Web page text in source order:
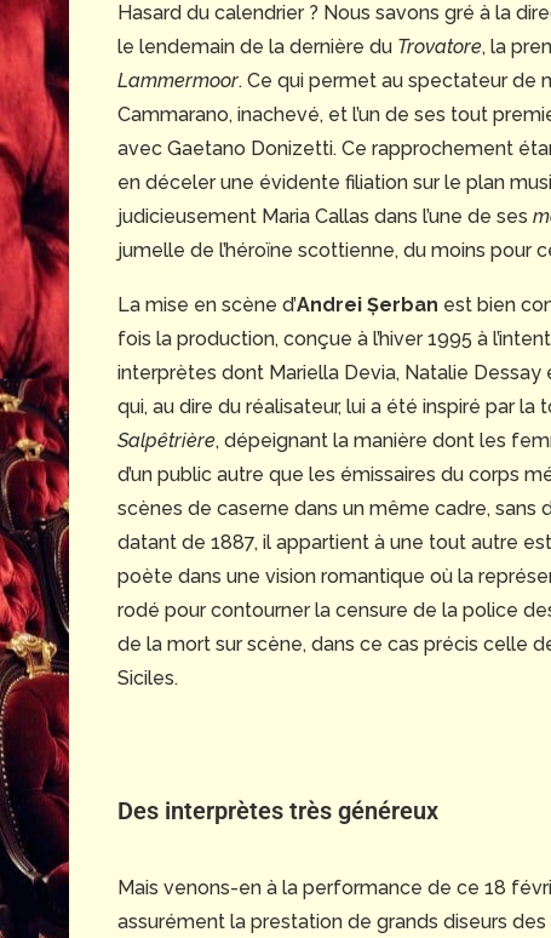
Hasard du calendrier ? Nous savons gré à la
le lendemain de la dernière du Trovatore, la
Lammermoor. Ce qui permet au spectateur de
Cammarano, inachevé, et l’un de ses tout
avec Gaetano Donizetti. Ce rapprochement
en déceler une évidente filiation sur le plan
judicieusement Maria Callas dans l’une de ses
jumelle de l’héroïne scottienne, du moins pour
La mise en scène d’Andrei Șerban est bien
fois la production, conçue à l’hiver 1995 à
interprètes dont Mariella Devia, Natalie
qui, au dire du réalisateur, lui a été inspiré par la
Salpêtrière, dépeignant la manière dont les
d’un public autre que les émissaires du corps
scènes de caserne dans un même cadre,
datant de 1887, il appartient à une tout autre
poète dans une vision romantique où la
rodé pour contourner la censure de la police
de la mort sur scène, dans ce cas précis celle
Siciles.
Des interprètes très généreux
Mais venons-en à la performance de ce 18
assurément la prestation de grands diseurs